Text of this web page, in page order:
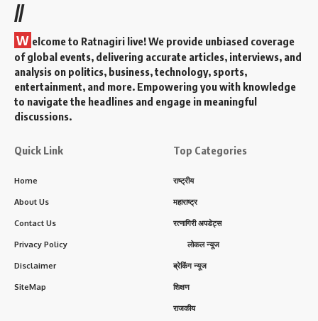
//
W elcome to Ratnagiri live! We provide unbiased coverage
of global events, delivering accurate articles, interviews, and
analysis on politics, business, technology, sports,
entertainment, and more. Empowering you with knowledge
to navigate the headlines and engage in meaningful
discussions.
Quick Link
Home
About Us
Contact Us
Privacy Policy
Disclaimer
SiteMap
Top Categories
राष्ट्रीय
महाराष्ट्र
रत्नागिरी अपडेट्स
लोकल न्यूज
ब्रेकिंग न्यूज
शिक्षण
राजकीय